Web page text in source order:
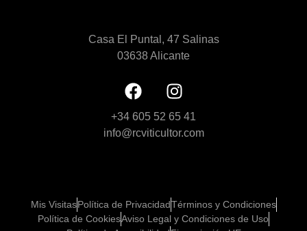
Casa El Puntal, 47 Salinas
03638 Alicante
+34 605 52 65 41
info@rcviticultor.com
Mis VisitasPolítica de PrivacidadTérminos y Condiciones
Política de CookiesAviso Legal y Condiciones de Uso